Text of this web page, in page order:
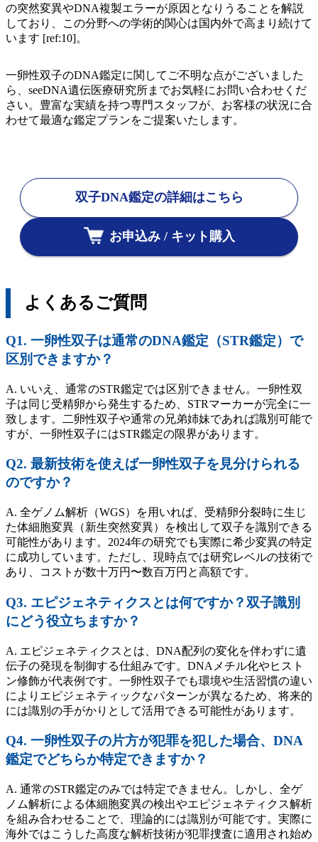
の突然変異やDNA複製エラーが原因となりうることを解説
しており、この分野への学術的関心は国内外で高まり続けて
います [ref:10]。
一卵性双子のDNA鑑定に関してご不明な点がございました
ら、seeDNA遺伝医療研究所までお気軽にお問い合わせくだ
さい。豊富な実績を持つ専門スタッフが、お客様の状況に合
わせて最適な鑑定プランをご提案いたします。
双子DNA鑑定の詳細はこちら
お申込み / キット購入
よくあるご質問
Q1. 一卵性双子は通常のDNA鑑定（STR鑑定）で
区別できますか？
A. いいえ、通常のSTR鑑定では区別できません。一卵性双
子は同じ受精卵から発生するため、STRマーカーが完全に一
致します。二卵性双子や通常の兄弟姉妹であれば識別可能で
すが、一卵性双子にはSTR鑑定の限界があります。
Q2. 最新技術を使えば一卵性双子を見分けられる
のですか？
A. 全ゲノム解析（WGS）を用いれば、受精卵分裂時に生じ
た体細胞変異（新生突然変異）を検出して双子を識別できる
可能性があります。2024年の研究でも実際に希少変異の特定
に成功しています。ただし、現時点では研究レベルの技術で
あり、コストが数十万円〜数百万円と高額です。
Q3. エピジェネティクスとは何ですか？双子識別
にどう役立ちますか？
A. エピジェネティクスとは、DNA配列の変化を伴わずに遺
伝子の発現を制御する仕組みです。DNAメチル化やヒスト
ン修飾が代表例です。一卵性双子でも環境や生活習慣の違い
によりエピジェネティックなパターンが異なるため、将来的
には識別の手がかりとして活用できる可能性があります。
Q4. 一卵性双子の片方が犯罪を犯した場合、DNA
鑑定でどちらか特定できますか？
A. 通常のSTR鑑定のみでは特定できません。しかし、全ゲ
ノム解析による体細胞変異の検出やエピジェネティクス解析
を組み合わせることで、理論的には識別が可能です。実際に
海外ではこうした高度な解析技術が犯罪捜査に適用され始め